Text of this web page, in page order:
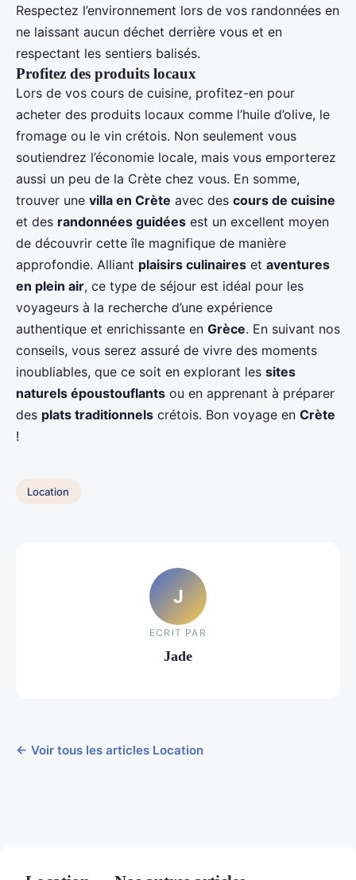
Respectez l’environnement lors de vos randonnées en
ne laissant aucun déchet derrière vous et en
respectant les sentiers balisés.
Profitez des produits locaux
Lors de vos cours de cuisine, profitez-en pour
acheter des produits locaux comme l’huile d’olive, le
fromage ou le vin crétois. Non seulement vous
soutiendrez l’économie locale, mais vous emporterez
aussi un peu de la Crète chez vous. En somme,
trouver une villa en Crète avec des cours de cuisine
et des randonnées guidées est un excellent moyen
de découvrir cette île magnifique de manière
approfondie. Alliant plaisirs culinaires et aventures
en plein air, ce type de séjour est idéal pour les
voyageurs à la recherche d’une expérience
authentique et enrichissante en Grèce. En suivant nos
conseils, vous serez assuré de vivre des moments
inoubliables, que ce soit en explorant les sites
naturels époustouflants ou en apprenant à préparer
des plats traditionnels crétois. Bon voyage en Crète
!
Location
J
ECRIT PAR
Jade
← Voir tous les articles Location